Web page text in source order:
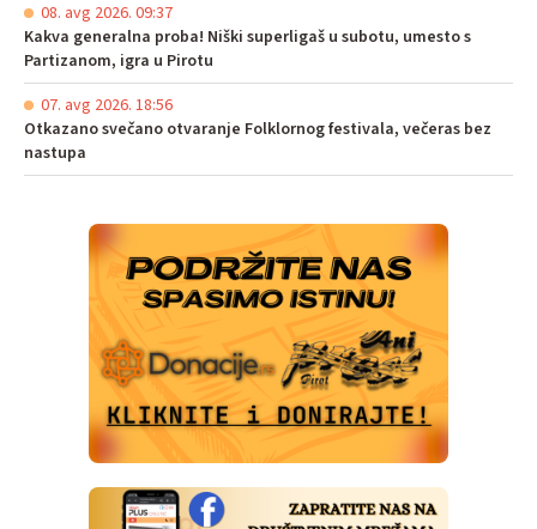
08. avg 2026. 09:37
Kakva generalna proba! Niški superligaš u subotu, umesto s
Partizanom, igra u Pirotu
07. avg 2026. 18:56
Otkazano svečano otvaranje Folklornog festivala, večeras bez
nastupa